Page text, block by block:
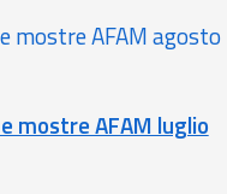
mostre AFAM agosto
mostre AFAM luglio